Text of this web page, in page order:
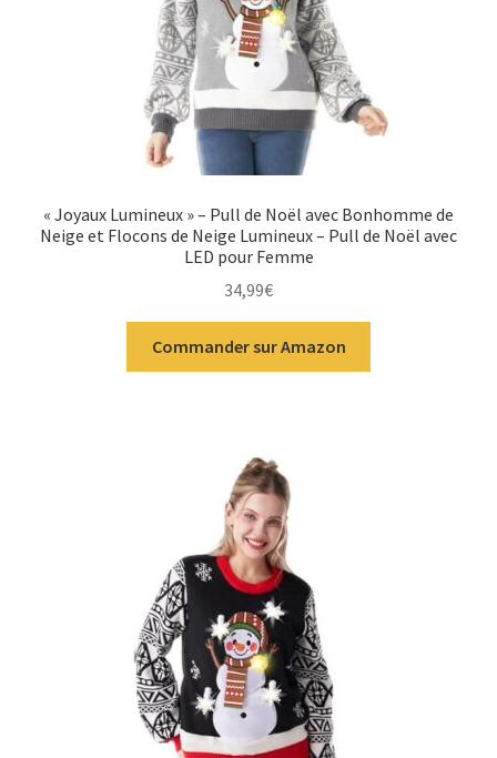
« Joyaux Lumineux » – Pull de Noël avec Bonhomme de
Neige et Flocons de Neige Lumineux – Pull de Noël avec
LED pour Femme
34,99€
Commander sur Amazon